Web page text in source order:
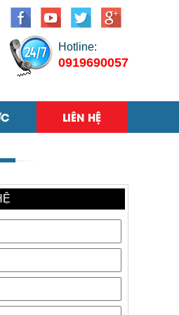
Hotline:
0919690057
LIÊN HỆ